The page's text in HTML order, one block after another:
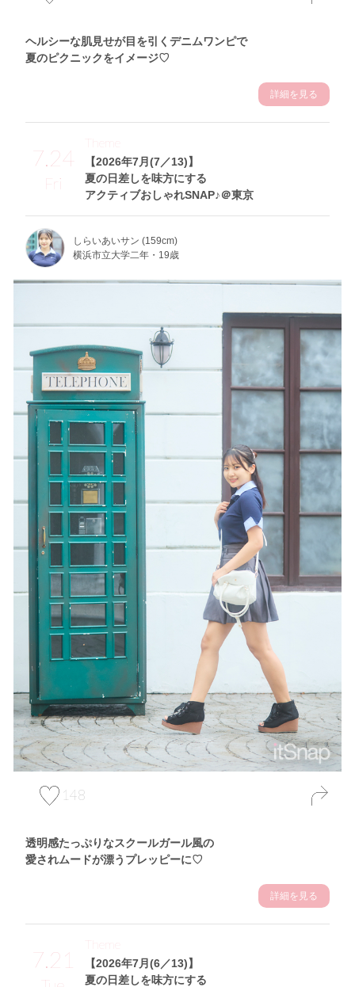
ヘルシーな肌見せが目を引くデニムワンピで
夏のピクニックをイメージ♡
詳細を見る
7.24
Fri
【2026年7月(7／13)】
夏の日差しを味方にする
アクティブおしゃれSNAP♪＠東京
Theme
しらいあいサン (159cm)
横浜市立大学二年・19歳
148
透明感たっぷりなスクールガール風の
愛されムードが漂うプレッピーに♡
詳細を見る
7.21
【2026年7月(6／13)】
夏の日差しを味方にする
Theme